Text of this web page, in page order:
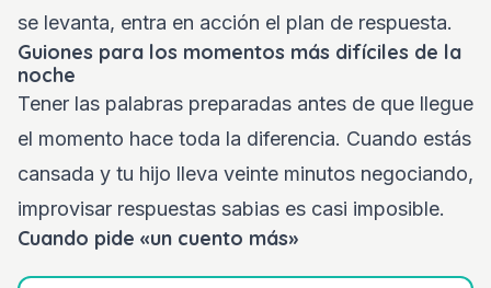
se levanta, entra en acción el plan de respuesta.
Guiones para los momentos más difíciles de la
noche
Tener las palabras preparadas antes de que llegue
el momento hace toda la diferencia. Cuando estás
cansada y tu hijo lleva veinte minutos negociando,
improvisar respuestas sabias es casi imposible.
Cuando pide «un cuento más»